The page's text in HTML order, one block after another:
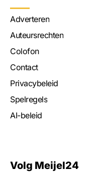
Adverteren
Auteursrechten
Colofon
Contact
Privacybeleid
Spelregels
AI-beleid
Volg Meijel24